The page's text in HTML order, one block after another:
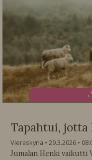
Tapahtui, jotta
Vieraskynä 29.3.2026
Jumalan Henki vaikutti